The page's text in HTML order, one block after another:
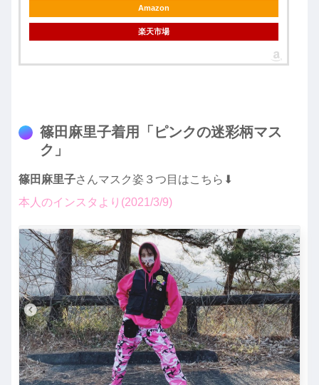
Amazon
楽天市場
篠田麻里子着用「ピンクの迷彩柄マス
ク」
篠田麻里子さんマスク姿３つ目はこちら⬇︎
本人のインスタより(2021/3/9)